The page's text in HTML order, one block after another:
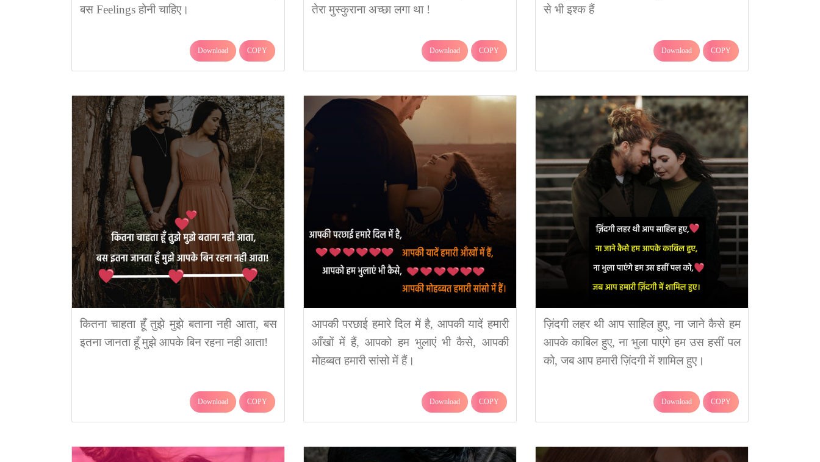
बस Feelings होनी चाहिए।
Download COPY
तेरा मुस्कुराना अच्छा लगा था !
Download COPY
से भी इश्क हैं
Download COPY
कितना चाहता हूँ तुझे मुझे बताना नही आता, बस
इतना जानता हूँ मुझे आपके बिन रहना नही आता!
Download COPY
आपकी परछाई हमारे दिल में है, आपकी यादें हमारी
आँखों में हैं, आपको हम भुलाएं भी कैसे, आपकी
मोहब्बत हमारी सांसो में हैं।
Download COPY
ज़िंदगी लहर थी आप साहिल हुए, ना जाने कैसे हम
आपके काबिल हुए, ना भुला पाएंगे हम उस हसीं पल
को, जब आप हमारी ज़िंदगी में शामिल हुए।
Download COPY